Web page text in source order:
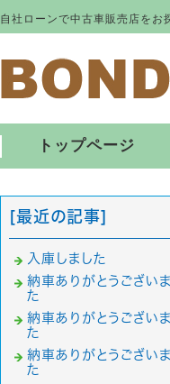
自社ローンで中古車販売店をお
トップページ
[最近の記事]
入庫しました
納車ありがとうござい
た
納車ありがとうござい
た
納車ありがとうござい
た